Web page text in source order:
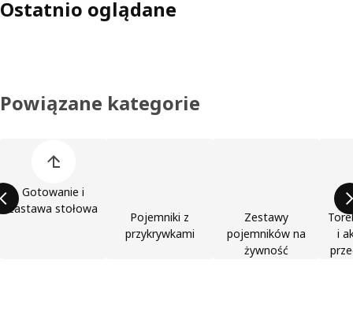
Ostatnio oglądane
Powiązane kategorie
Gotowanie i
zastawa stołowa
Pojemniki z
przykrywkami
Zestawy
pojemników na
żywność
i